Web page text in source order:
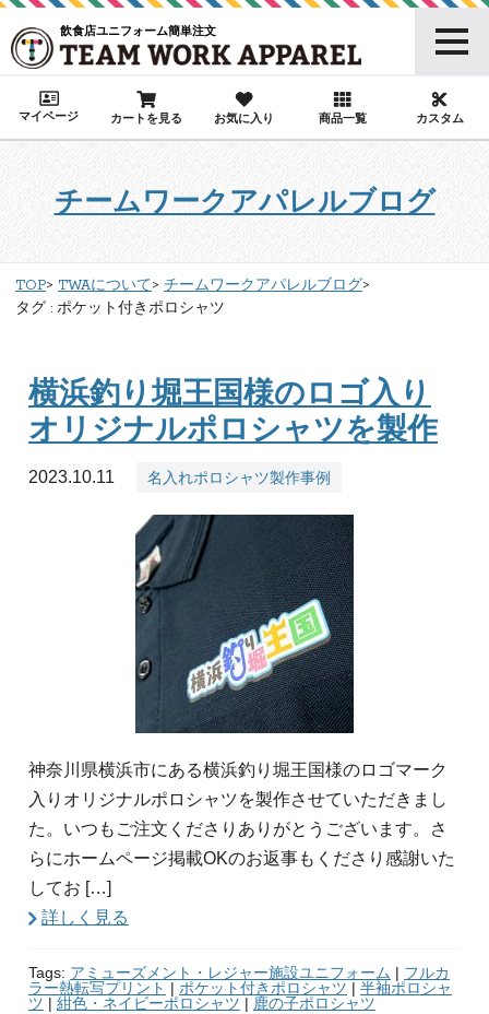
飲食店ユニフォーム簡単注文
マイページ カートを見る お気に入り 商品一覧 カスタム
チームワークアパレルブログ
TOP TWAについて
チームワークアパレルブログ
タグ : ポケット付きポロシャツ
横浜釣り堀王国様のロゴ入り
オリジナルポロシャツを製作
2023.10.11 名入れポロシャツ製作事例
神奈川県横浜市にある横浜釣り堀王国様のロゴマーク
入りオリジナルポロシャツを製作させていただきまし
た。いつもご注文くださりありがとうございます。さ
らにホームページ掲載OKのお返事もくださり感謝いた
してお […]
詳しく見る
Tags: アミューズメント・レジャー施設ユニフォーム | フルカ
ラー熱転写プリント | ポケット付きポロシャツ | 半袖ポロシャ
ツ | 紺色・ネイビーポロシャツ | 鹿の子ポロシャツ